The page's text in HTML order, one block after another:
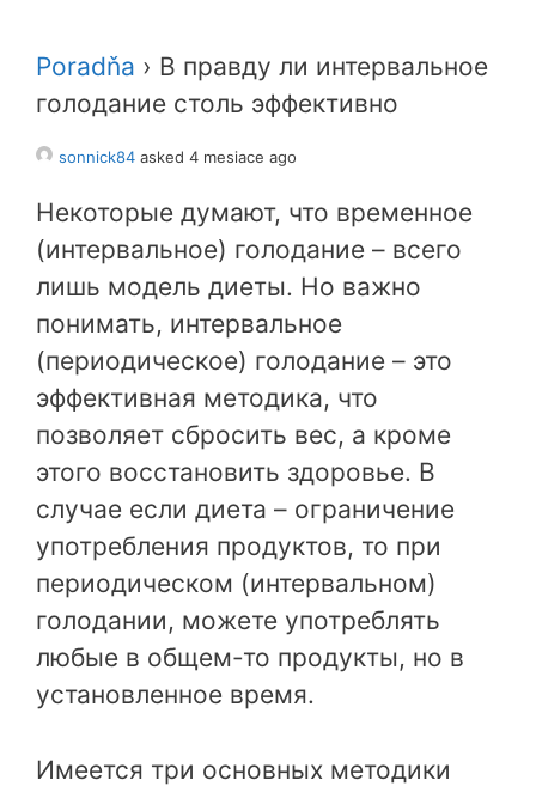
Poradňa › В правду ли интервальное
голодание столь эффективно
sonnick84 asked 4 mesiace ago
Некоторые думают, что временное
(интервальное) голодание – всего
лишь модель диеты. Но важно
понимать, интервальное
(периодическое) голодание – это
эффективная методика, что
позволяет сбросить вес, а кроме
этого восстановить здоровье. В
случае если диета – ограничение
употребления продуктов, то при
периодическом (интервальном)
голодании, можете употреблять
любые в общем-то продукты, но в
установленное время.
Имеется три основных методики